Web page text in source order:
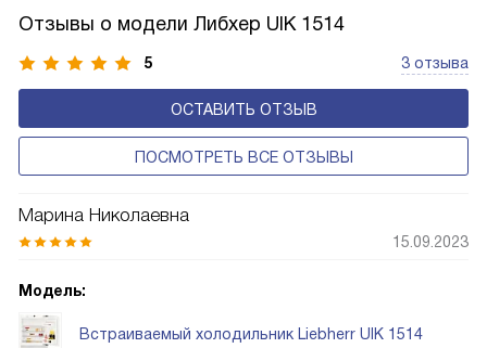
с панелью, выполняющей функцию «сухой стенки». Такие
устройства обеспечивают более комфортную
эксплуатацию и чаще всего оснащены нулевой зоной
свежести BioFresh 0°C. Они встречаются в сериях Plus,
Prime и Peak.
Отзывы о модели Либхер UIK 1514
5 3 отзыва
ОСТАВИТЬ ОТЗЫВ
ПОСМОТРЕТЬ ВСЕ ОТЗЫВЫ
Марина Николаевна
15.09.2023
Модель:
Встраиваемый холодильник Liebherr UIK 1514